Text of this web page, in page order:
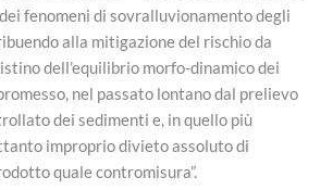
fenomeni di sovralluvionamento degli
alla mitigazione del rischio da
dell’equilibrio morfo-dinamico dei
nel passato lontano dal prelievo
dei sedimenti e, in quello più
improprio divieto assoluto di
quale contromisura”.